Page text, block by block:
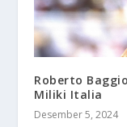
Roberto
Miliki Italia
Desember 5, 2024